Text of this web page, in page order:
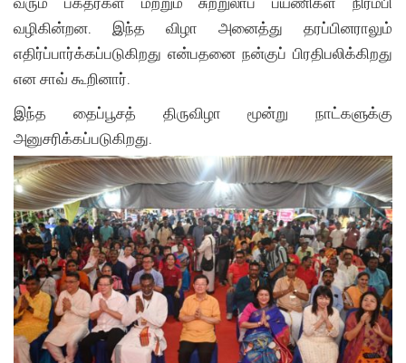
வழிகின்றன. இந்த விழா அனைத்து தரப்பினராலும்
எதிர்ப்பார்க்கப்படுகிறது என்பதனை நன்குப் பிரதிபலிக்கிறது
என சாவ் கூறினார்.
இந்த தைப்பூசத் திருவிழா மூன்று நாட்களுக்கு
அனுசரிக்கப்படுகிறது.